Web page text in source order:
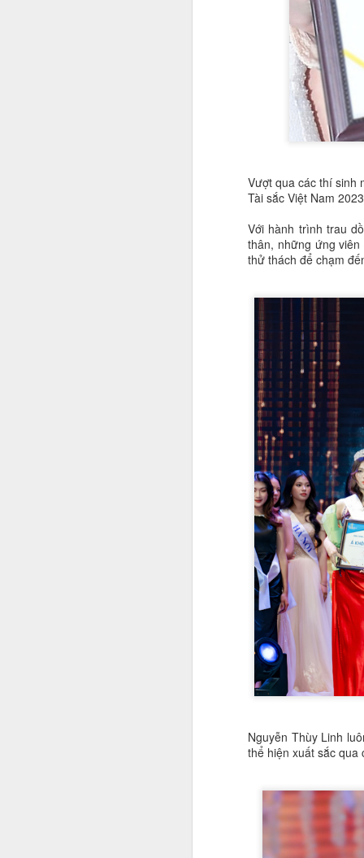
Vượt qua các thí sinh
Tài sắc Việt Nam 2023
Với hành trình trau
thân, những ứng
thử thách để chạm
Nguyễn Thùy Linh
thể hiện xuất sắc qua
18
Á